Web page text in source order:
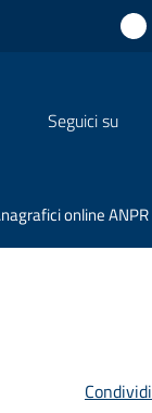
Seguici su
online ANPR
Condividi